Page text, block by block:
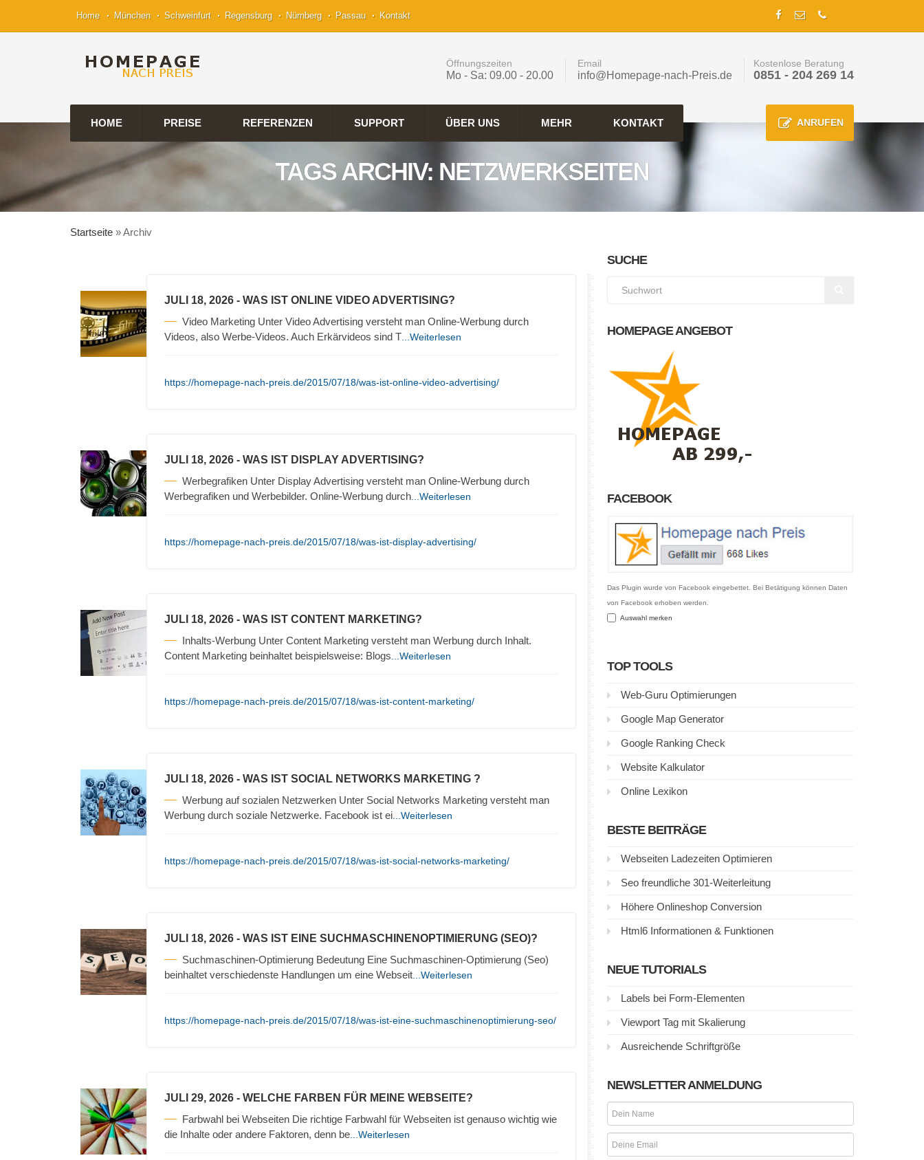
Home München Schweinfurt Regensburg Nürnberg Passau Kontakt
Öffnungszeiten
Mo - Sa: 09.00 - 20.00
Email
info@Homepage-nach-Preis.de
Kostenlose Beratung
0851 - 204 269 14
HOME PREISE REFERENZEN SUPPORT ÜBER UNS MEHR KONTAKT ANRUFEN
TAGS ARCHIV: NETZWERKSEITEN
Startseite »Archiv
JULI 18, 2026 - WAS IST ONLINE VIDEO ADVERTISING?
Video Marketing Unter Video Advertising versteht man Online-Werbung durch
Videos, also Werbe-Videos. Auch Erkärvideos sind T ...Weiterlesen
https://homepage-nach-preis.de/2015/07/18/was-ist-online-video-advertising/
JULI 18, 2026 - WAS IST DISPLAY ADVERTISING?
Werbegrafiken Unter Display Advertising versteht man Online-Werbung durch
Werbegrafiken und Werbebilder. Online-Werbung durch ...Weiterlesen
https://homepage-nach-preis.de/2015/07/18/was-ist-display-advertising/
JULI 18, 2026 - WAS IST CONTENT MARKETING?
Inhalts-Werbung Unter Content Marketing versteht man Werbung durch Inhalt.
Content Marketing beinhaltet beispielsweise: Blogs ...Weiterlesen
https://homepage-nach-preis.de/2015/07/18/was-ist-content-marketing/
JULI 18, 2026 - WAS IST SOCIAL NETWORKS MARKETING ?
Werbung auf sozialen Netzwerken Unter Social Networks Marketing versteht man
Werbung durch soziale Netzwerke. Facebook ist ei ...Weiterlesen
https://homepage-nach-preis.de/2015/07/18/was-ist-social-networks-marketing/
JULI 18, 2026 - WAS IST EINE SUCHMASCHINENOPTIMIERUNG (SEO)?
Suchmaschinen-Optimierung Bedeutung Eine Suchmaschinen-Optimierung (Seo)
beinhaltet verschiedenste Handlungen um eine Webseit ...Weiterlesen
https://homepage-nach-preis.de/2015/07/18/was-ist-eine-suchmaschinenoptimierung-seo/
JULI 29, 2026 - WELCHE FARBEN FÜR MEINE WEBSEITE?
Farbwahl bei Webseiten Die richtige Farbwahl für Webseiten ist genauso wichtig wie
die Inhalte oder andere Faktoren, denn be ...Weiterlesen
SUCHE
HOMEPAGE ANGEBOT
FACEBOOK
Das Plugin wurde von Facebook eingebettet. Bei Betätigung können Daten
von Facebook erhoben werden.
Auswahl merken
TOP TOOLS
Web-Guru Optimierungen
Google Map Generator
Google Ranking Check
Website Kalkulator
Online Lexikon
BESTE BEITRÄGE
Webseiten Ladezeiten Optimieren
Seo freundliche 301-Weiterleitung
Höhere Onlineshop Conversion
Html6 Informationen & Funktionen
NEUE TUTORIALS
Labels bei Form-Elementen
Viewport Tag mit Skalierung
Ausreichende Schriftgröße
NEWSLETTER ANMELDUNG